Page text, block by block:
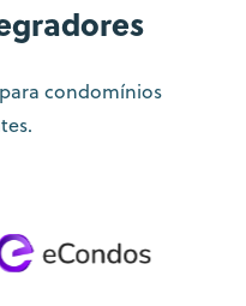
condomínios